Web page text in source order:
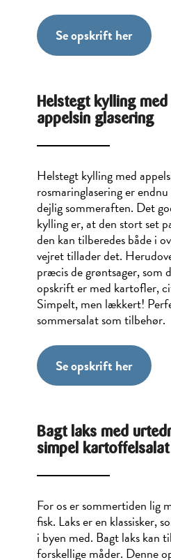
Se opskrift her
Helstegt kylling
appelsin glasering
Helstegt kylling med
rosmaringlasering er
dejlig sommeraften. Det
kylling er, at den stort set
den kan tilberedes både i
vejret tillader det.
præcis de grøntsager, som
opskrift er med kartofler,
Simpelt, men lækkert!
sommersalat som tilbehør.
Se opskrift her
Bagt laks med
simpel kartoffelsalat
For os er sommertiden lig
fisk. Laks er en klassisker,
i byen med. Bagt laks kan
forskellige måder. Denne